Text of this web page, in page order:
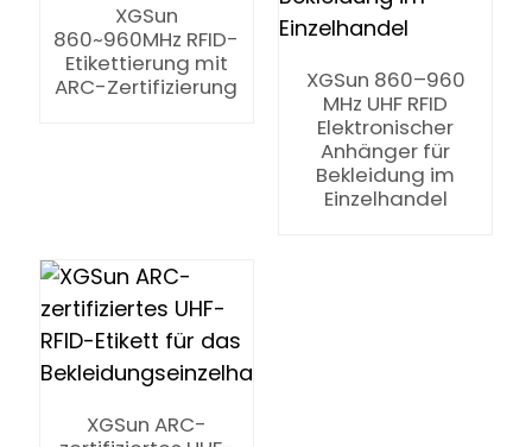
XGSun
860~960MHz RFID-
Etikettierung mit
ARC-Zertifizierung
XGSun 860–960
MHz UHF RFID
Elektronischer
Anhänger für
Bekleidung im
Einzelhandel
XGSun ARC-